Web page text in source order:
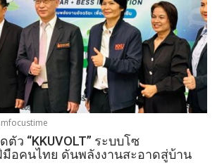
ว “KKUVOLT” ระบบโซ
มือคนไทย ดันพลังงานสะอาดสู่บ้าน